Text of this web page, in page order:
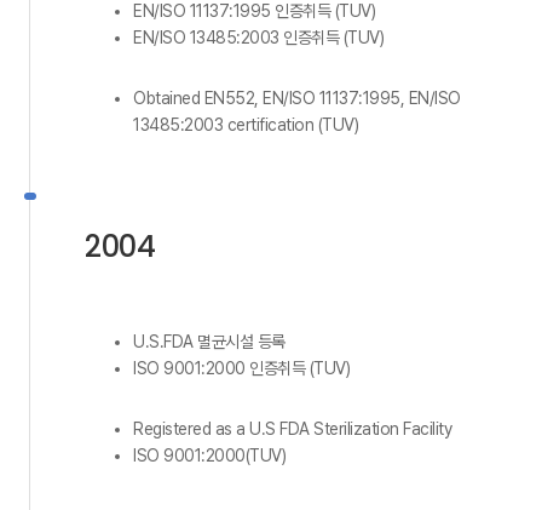
EN/ISO 11137:1995 인증취득 (TUV)
EN/ISO 13485:2003 인증취득 (TUV)
Obtained EN552, EN/ISO 11137:1995, EN/ISO
13485:2003 certification (TUV)
2004
U.S.FDA 멸균시설 등록
ISO 9001:2000 인증취득 (TUV)
Registered as a U.S FDA Sterilization Facility
ISO 9001:2000(TUV)